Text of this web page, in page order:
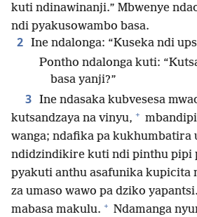
kuti ndinawinanji.” Mbwenye
ndi pyakusowambo basa.
2 Ine ndalonga: “Kuseka ndi
Pontho ndalonga kuti:
basa yanji?”
3 Ine ndasaka kubvesesa
kutsandzaya na vinyu, +
wanga; ndafika pa kukhumbatira
ndidzindikire kuti ndi pinthu pipi
pyakuti anthu asafunika kupicita
za umaso wawo pa dziko yapantsi.
mabasa makulu. + Ndamanga